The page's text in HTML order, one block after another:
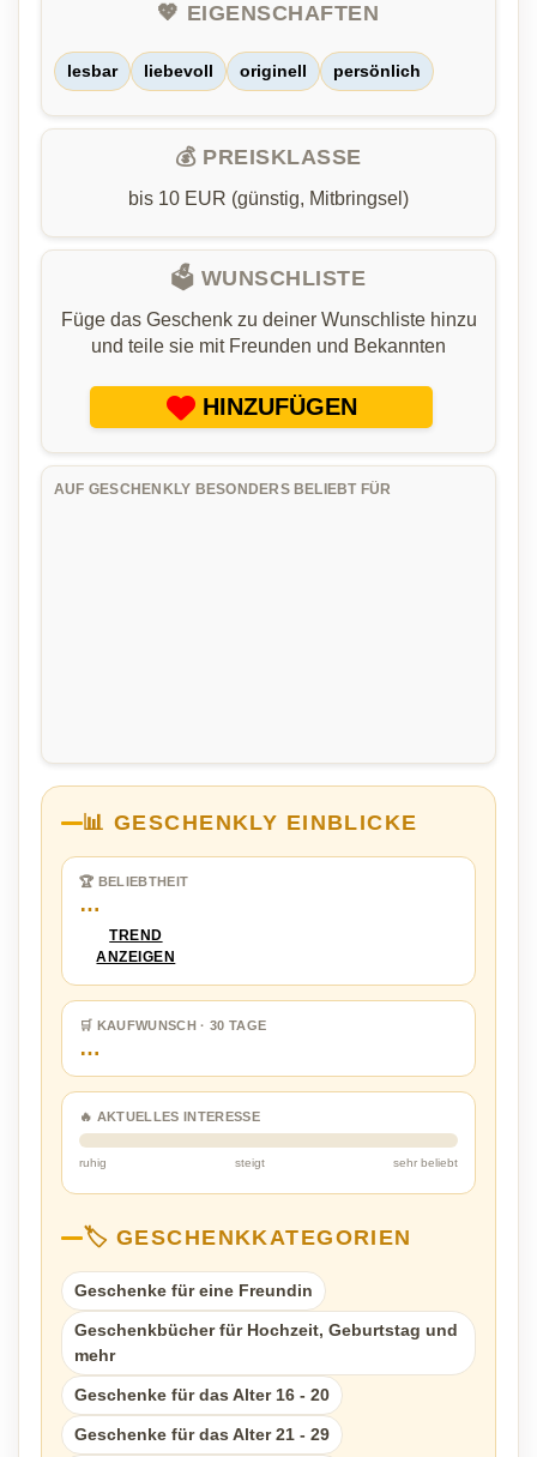
💖 EIGENSCHAFTEN
lesbar liebevoll originell persönlich
💰 PREISKLASSE
bis 10 EUR (günstig, Mitbringsel)
🗳️ WUNSCHLISTE
Füge das Geschenk zu deiner Wunschliste hinzu
und teile sie mit Freunden und Bekannten
HINZUFÜGEN
AUF GESCHENKLY BESONDERS BELIEBT FÜR
📊 GESCHENKLY EINBLICKE
🏆 BELIEBTHEIT
…
TREND
ANZEIGEN
🛒 KAUFWUNSCH · 30 TAGE
…
🔥 AKTUELLES INTERESSE
ruhig steigt sehr beliebt
🏷️ GESCHENKKATEGORIEN
Geschenke für eine Freundin
Geschenkbücher für Hochzeit, Geburtstag und
mehr
Geschenke für das Alter 16 - 20
Geschenke für das Alter 21 - 29